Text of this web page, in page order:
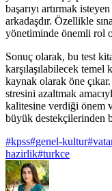
başarıyı artırmak
arkadaşdır. Özellikle
yönetiminde önemli rol
Sonuç olarak, bu test
karşılaşılabilecek temel
kaynak olarak öne çıkar.
stresini azaltmak
kalitesine verdiği önem
büyük destekçilerinden
#kpss#genel-kultur#
hazirlik#turkce